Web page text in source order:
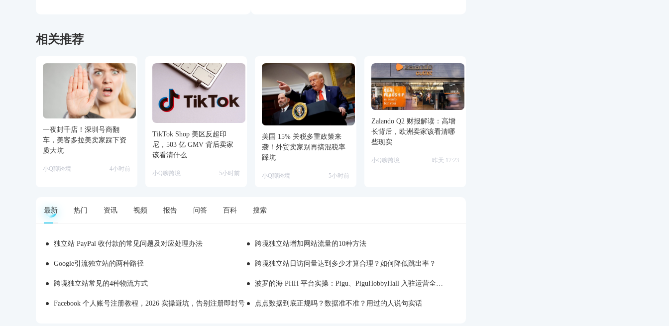
相关推荐
一夜封千店！深圳号商翻
车，美客多拉美卖家踩下资
质大坑
小Q聊跨境 4小时前
TikTok Shop 美区反超印
尼，503 亿 GMV 背后卖家
该看清什么
小Q聊跨境 5小时前
美国 15% 关税多重政策来
袭！外贸卖家别再搞混税率
踩坑
小Q聊跨境 5小时前
Zalando Q2 财报解读：高增
长背后，欧洲卖家该看清哪
些现实
小Q聊跨境 昨天 17:23
最新 热门 资讯 视频 报告 问答 百科 搜索
独立站 PayPal 收付款的常见问题及对应处理办法 跨境独立站增加网站流量的10种方法
Google引流独立站的两种路径 跨境独立站日访问量达到多少才算合理？如何降低跳出率？
跨境独立站常见的4种物流方式 波罗的海 PHH 平台实操：Pigu、PiguHobbyHall 入驻运营全解析
Facebook 个人账号注册教程，2026 实操避坑，告别注册即封号 点点数据到底正规吗？数据准不准？用过的人说句实话